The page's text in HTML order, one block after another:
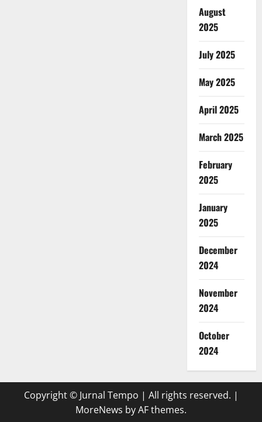
August
2025
July 2025
May 2025
April 2025
March 2025
February
2025
January
2025
December
2024
November
2024
October
2024
Copyright © Jurnal Tempo | All rights reserved. |
MoreNews by AF themes.